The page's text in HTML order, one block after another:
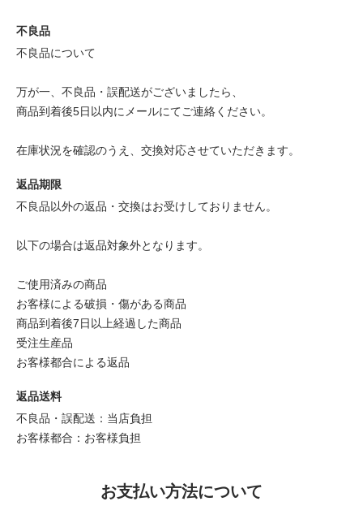
不良品
不良品について
万が一、不良品・誤配送がございましたら、
商品到着後5日以内にメールにてご連絡ください。
在庫状況を確認のうえ、交換対応させていただきます。
返品期限
不良品以外の返品・交換はお受けしておりません。
以下の場合は返品対象外となります。
ご使用済みの商品
お客様による破損・傷がある商品
商品到着後7日以上経過した商品
受注生産品
お客様都合による返品
返品送料
不良品・誤配送：当店負担
お客様都合：お客様負担
お支払い方法について